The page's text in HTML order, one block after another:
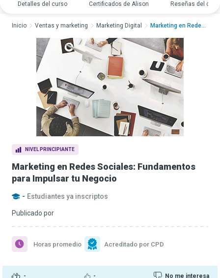
Detalles del curso Certificados de Alison Reseñas del
NIVEL PRINCIPIANTE
Marketing en Redes Sociales: Fundamentos
para Impulsar tu Negocio
- Estudiantes ya inscriptos
Publicado por
- - No me interesa
Horas promedio Acreditado por CPD
Inicio Ventas y marketing Marketing Digital Marketing en Redes S...